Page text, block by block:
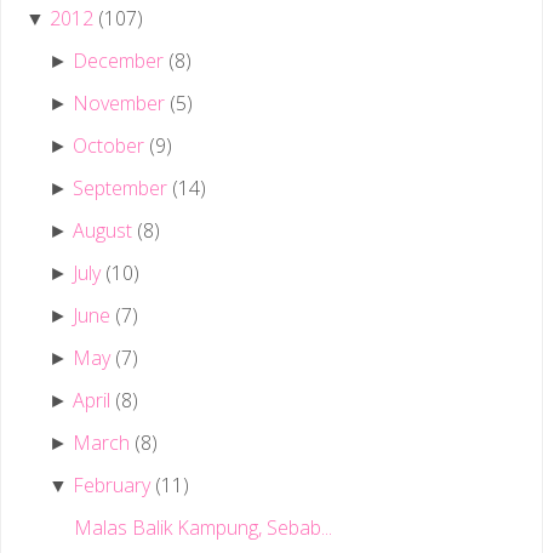
▼ 2012 (107)
► December (8)
► November (5)
► October (9)
► September (14)
►August (8)
► July (10)
► June (7)
► May (7)
►April (8)
► March (8)
▼ February (11)
Malas Balik Kampung, Sebab...